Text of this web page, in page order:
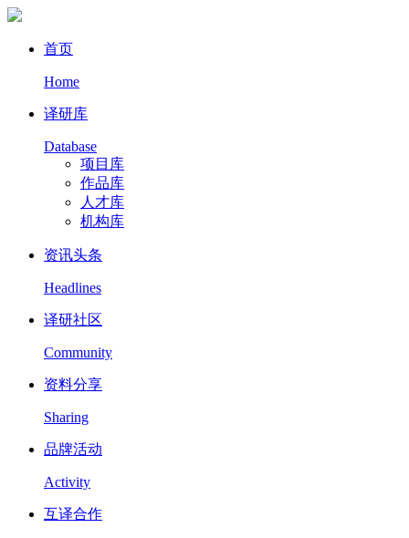
首页
Home
译研库
Database
项目库
作品库
人才库
机构库
资讯头条
Headlines
译研社区
Community
资料分享
Sharing
品牌活动
Activity
互译合作